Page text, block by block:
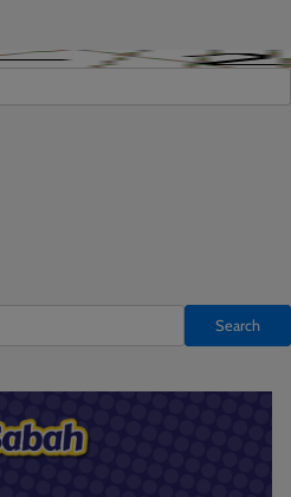
Search